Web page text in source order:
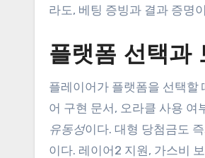
라도, 베팅 증빙과 결과 증명
플랫폼 선택과
플레이어가 플랫폼을 선택할
어 구현 문서, 오라클 사용 여
유동성이다. 대형 당첨금도
이다. 레이어2 지원, 가스비